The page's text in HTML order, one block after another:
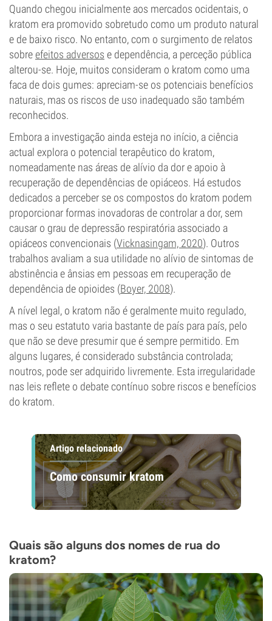
Quando chegou inicialmente aos mercados ocidentais, o
kratom era promovido sobretudo como um produto natural
e de baixo risco. No entanto, com o surgimento de relatos
sobreefeitos adversos e dependência, a perceção pública
alterou-se. Hoje, muitos consideram o kratom como uma
faca de dois gumes: apreciam-se os potenciais benefícios
naturais, mas os riscos de uso inadequado são também
reconhecidos.
Embora a investigação ainda esteja no início, a ciência
actual explora o potencial terapêutico do kratom,
nomeadamente nas áreas de alívio da dor e apoio à
recuperação de dependências de opiáceos. Há estudos
dedicados a perceber se os compostos do kratom podem
proporcionar formas inovadoras de controlar a dor, sem
causar o grau de depressão respiratória associado a
opiáceos convencionais (Vicknasingam, 2020). Outros
trabalhos avaliam a sua utilidade no alívio de sintomas de
abstinência e ânsias em pessoas em recuperação de
dependência de opioides (Boyer, 2008).
A nível legal, o kratom não é geralmente muito regulado,
mas o seu estatuto varia bastante de país para país, pelo
que não se deve presumir que é sempre permitido. Em
alguns lugares, é considerado substância controlada;
noutros, pode ser adquirido livremente. Esta irregularidade
nas leis reflete o debate contínuo sobre riscos e benefícios
do kratom.
Artigo relacionado
Como consumir kratom
Quais são alguns dos nomes de rua do
kratom?